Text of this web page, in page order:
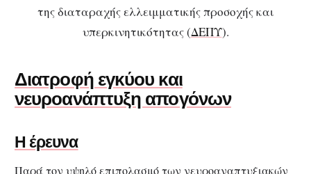
της διαταραχής ελλειμματικής προσοχής και
υπερκινητικότητας (ΔΕΠΥ).
Διατροφή εγκύου και
νευροανάπτυξη απογόνων
Η έρευνα
Παρά τον υψηλό επιπολασμό των νευροαναπτυξιακών